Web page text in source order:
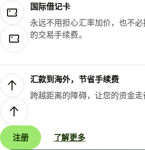
国际借记卡
永远不用担心汇率加价，也不
的交易手续费。
汇款到海外，节省手续费
跨越距离的障碍，让您的资金走
注册 了解更多